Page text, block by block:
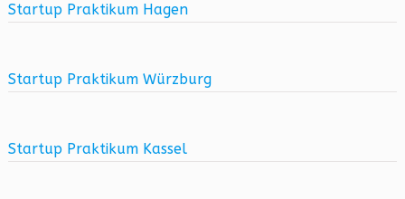
Startup Praktikum Hagen
Startup Praktikum Würzburg
Startup Praktikum Kassel